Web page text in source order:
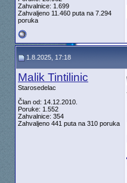
Zahvalnice: 1.699
Zahvaljeno 11.460 puta na 7.294
poruka
1.8.2025, 17:18
Malik Tintilinic
Starosedelac
Član od: 14.12.2010.
Poruke: 1.552
Zahvalnice: 354
Zahvaljeno 441 puta na 310 poruka